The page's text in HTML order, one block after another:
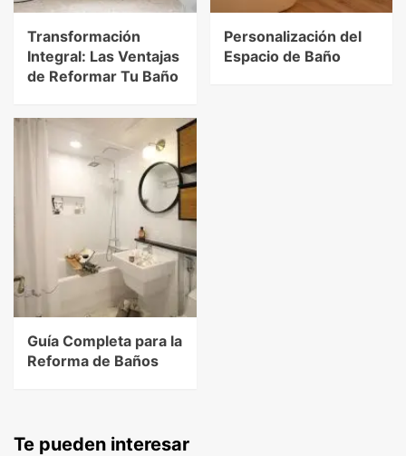
Transformación
Integral: Las Ventajas
de Reformar Tu Baño
Personalización del
Espacio de Baño
Guía Completa para la
Reforma de Baños
Te pueden interesar